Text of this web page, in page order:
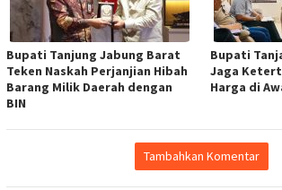
Bupati Tanjung Jabung Barat
Teken Naskah Perjanjian Hibah
Barang Milik Daerah dengan
BIN
Bupati
Jaga
Harga di
Tambahkan Komentar